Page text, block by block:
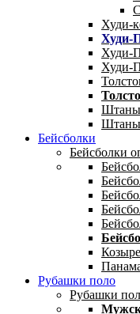
Худи-
Худи-
Худи-
Худи-
Штаны
Штаны
Бейсболки
Бейсболки
Рубашки поло
Рубашки